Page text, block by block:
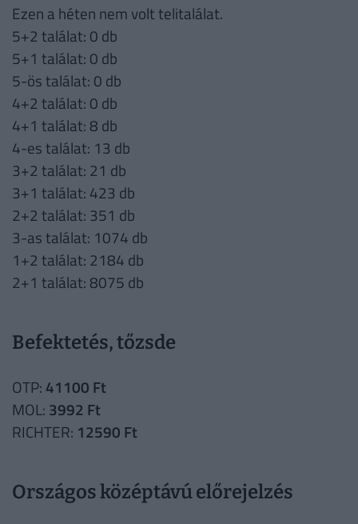
Ezen a héten nem volt telitalálat.
5+2 találat: 0 db
5+1 találat: 0 db
5-ös találat: 0 db
4+2 találat: 0 db
4+1 találat: 8 db
4-es találat: 13 db
3+2 találat: 21 db
3+1 találat: 423 db
2+2 találat: 351 db
3-as találat: 1074 db
1+2 találat: 2184 db
2+1 találat: 8075 db
Befektetés, tőzsde
OTP: 41100 Ft
MOL: 3992 Ft
RICHTER: 12590 Ft
Országos középtávú előrejelzés